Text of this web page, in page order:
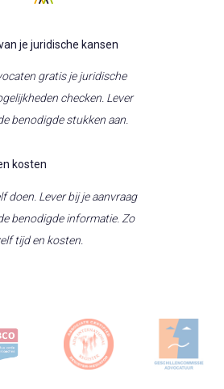
je juridische kansen
gratis je juridische
checken. Lever
benodigde stukken aan.
kosten
doen. Lever bij je aanvraag
benodigde informatie. Zo
tijd en kosten.